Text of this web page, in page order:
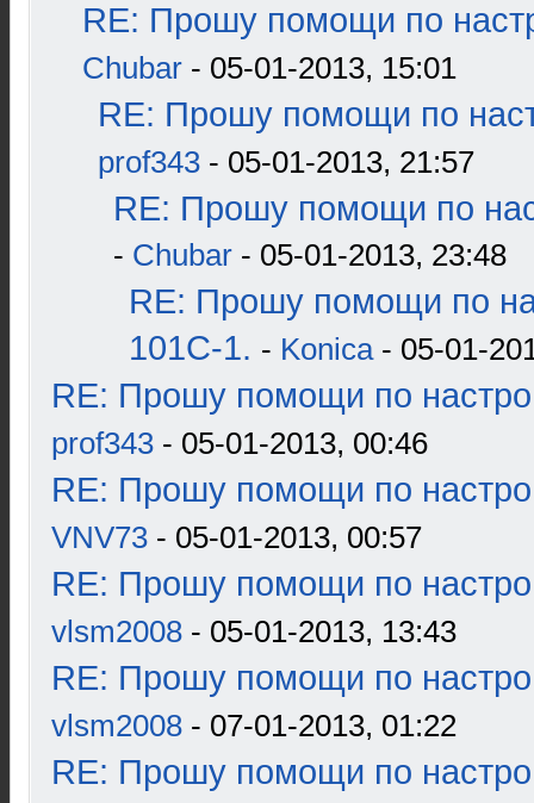
RE: Прошу помощи по
Chubar - 05-01-2013, 15:01
RE: Прошу помощи по
prof343 - 05-01-2013, 21:57
RE: Прошу помощи по
- Chubar - 05-01-2013, 23:48
RE: Прошу помощи по
101С-1. - Konica- 05-01-
RE: Прошу помощи по
prof343 - 05-01-2013, 00:46
RE: Прошу помощи по
VNV73 - 05-01-2013, 00:57
RE: Прошу помощи по
vlsm2008 - 05-01-2013, 13:43
RE: Прошу помощи по
vlsm2008 - 07-01-2013, 01:22
RE: Прошу помощи по